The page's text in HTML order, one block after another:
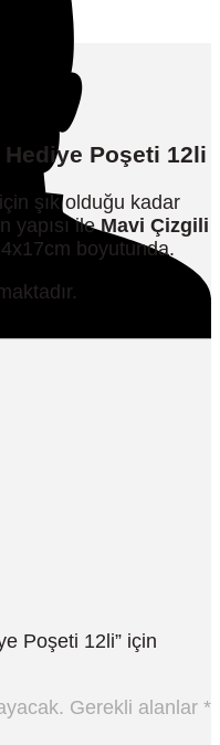
Poşeti 12li
şık olduğu kadar
yapısı ileMavi Çizgili
boyutunda.
Poşeti 12li” için
Gerekli alanlar *